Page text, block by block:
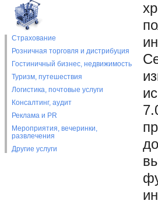
Страхование
Розничная торговля и дистрибуция
Гостиничный бизнес, недвижимость
Туризм, путешествия
Логистика, почтовые услуги
Консалтинг, аудит
Реклама и PR
Мероприятия, вечеринки,
развлечения
Другие услуги